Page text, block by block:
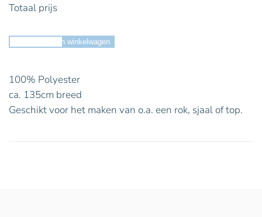
Totaal prijs
Toevoegen aan winkelwagen
100% Polyester
ca. 135cm breed
Geschikt voor het maken van o.a. een rok, sjaal of top.